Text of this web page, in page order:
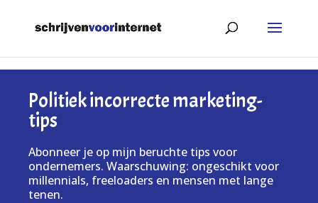
Politiek incorrecte marketing-
tips
Abonneer je op mijn beruchte tips voor
ondernemers. Waarschuwing: ongeschikt voor
millennials, freeloaders en mensen met lange
tenen.